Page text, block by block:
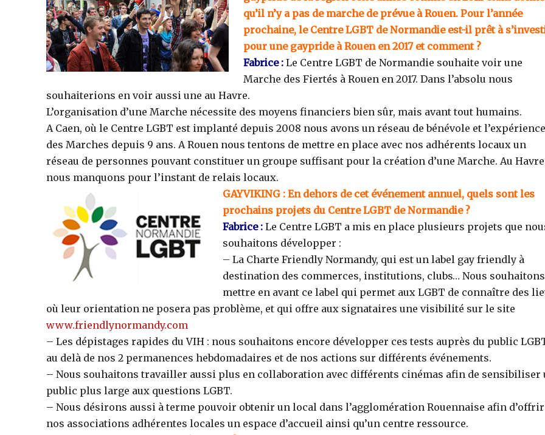
qu’il n’y a pas de marche de prévue à Rouen. Pour l’année
prochaine, le Centre LGBT de Normandie est-il prêt à
pour une gaypride à Rouen en 2017 et comment ?
Fabrice : Le Centre LGBT de Normandie souhaite voir une
Marche des Fiertés à Rouen en 2017. Dans l’absolu nous
souhaiterions en voir aussi une au Havre.
L’organisation d’une Marche nécessite des moyens financiers bien sûr, mais avant tout humains.
A Caen, où le Centre LGBT est implanté depuis 2008 nous avons un réseau de bénévole et l’expérience
des Marches depuis 9 ans. A Rouen nous tentons de mettre en place avec nos adhérents locaux un
réseau de personnes pouvant constituer un groupe suffisant pour la création d’une Marche. Au Havre
nous manquons pour l’instant de relais locaux.
GAYVIKING : En dehors de cet événement annuel, quels sont les
prochains projets du Centre LGBT de Normandie ?
Fabrice : Le Centre LGBT a mis en place plusieurs projets que
souhaitons développer :
– La Charte Friendly Normandy, qui est un label gay friendly à
destination des commerces, institutions, clubs… Nous souhaitons
mettre en avant ce label qui permet aux LGBT de connaître des
où leur orientation ne posera pas problème, et qui offre aux signataires une visibilité sur le site
www.friendlynormandy.com
– Les dépistages rapides du VIH : nous souhaitons encore développer ces tests auprès du public
au delà de nos 2 permanences hebdomadaires et de nos actions sur différents événements.
– Nous souhaitons travailler aussi plus en collaboration avec différents cinémas afin de sensibiliser
public plus large aux questions LGBT.
– Nous désirons aussi à terme pouvoir obtenir un local dans l’agglomération Rouennaise afin d’offrir
nos associations adhérentes locales un espace d’accueil ainsi qu’un centre ressource.